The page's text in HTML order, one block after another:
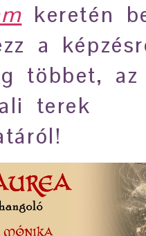
keretén
a
többet, az
terek